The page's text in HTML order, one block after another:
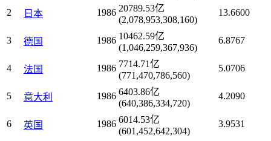
2 日本 1986 20789.53亿
(2,078,953,308,160)
13.6600
3 德国 1986 10462.59亿
(1,046,259,367,936)
6.8767
4 法国 1986 7714.71亿
(771,470,786,560)
5.0706
5 意大利 1986 6403.86亿
(640,386,334,720)
4.2090
6 英国 1986 6014.53亿
(601,452,642,304)
3.9531